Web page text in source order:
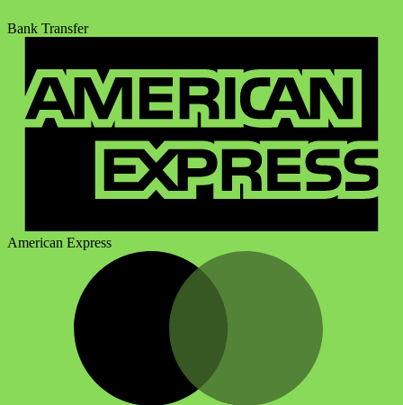
Bank Transfer
American Express